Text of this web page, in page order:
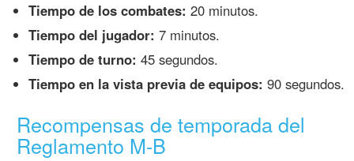
Tiempo de los combates: 20 minutos.
Tiempo del jugador: 7 minutos.
Tiempo de turno: 45 segundos.
Tiempo en la vista previa de equipos: 90 segundos.
Recompensas de temporada del
Reglamento M-B